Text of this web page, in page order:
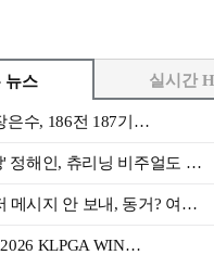
뉴스
은수, 186전 187기…
' 정해인, 츄리닝 비주얼도 …
메시지 안 보내, 동거? 여…
KLPGA WIN…
실시간